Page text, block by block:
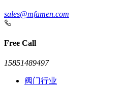
sales@mfamen.com
Free Call
15851489497
阀门行业